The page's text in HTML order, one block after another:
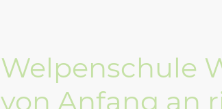
Welpenschule
von Anfang an